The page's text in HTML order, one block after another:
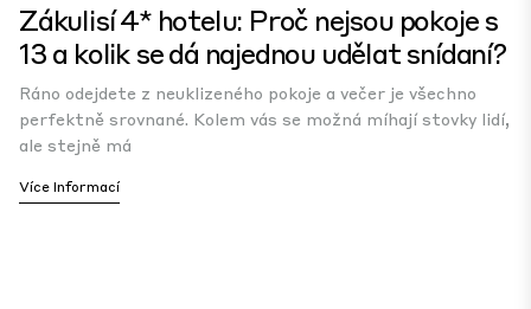
Zákulisí 4* hotelu: Proč nejsou pokoje s
13 a kolik se dá najednou udělat snídaní?
Ráno odejdete z neuklizeného pokoje a večer je všechno
perfektně srovnané. Kolem vás se možná míhají stovky lidí,
ale stejně má
Více Informací